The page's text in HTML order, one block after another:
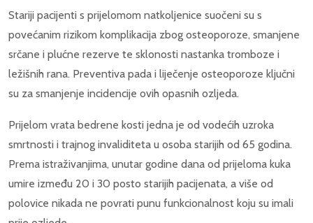
Stariji pacijenti s prijelomom natkoljenice suočeni su s
povećanim rizikom komplikacija zbog osteoporoze, smanjene
srčane i plućne rezerve te sklonosti nastanka tromboze i
ležišnih rana. Preventiva pada i liječenje osteoporoze ključni
su za smanjenje incidencije ovih opasnih ozljeda.
Prijelom vrata bedrene kosti jedna je od vodećih uzroka
smrtnosti i trajnog invaliditeta u osoba starijih od 65 godina.
Prema istraživanjima, unutar godine dana od prijeloma kuka
umire između 20 i 30 posto starijih pacijenata, a više od
polovice nikada ne povrati punu funkcionalnost koju su imali